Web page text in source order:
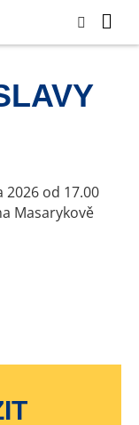
2026 od 17.00
Masarykově